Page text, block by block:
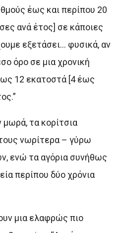
έως και περίπου 20
ανά έτος] σε κάποιες
εξετάσει… φυσικά, αν
όρο σε μια χρονική
12 εκατοστά [4 έως
τα κορίτσια
νωρίτερα – γύρω
ενώ τα αγόρια συνήθως
περίπου δύο χρόνια
μια ελαφρώς πιο